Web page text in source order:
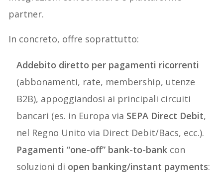
partner.
In concreto, offre soprattutto:
Addebito diretto per pagamenti ricorrenti
(abbonamenti, rate, membership, utenze
B2B), appoggiandosi ai principali circuiti
bancari (es. in Europa via SEPA Direct Debit,
nel Regno Unito via Direct Debit/Bacs, ecc.).
Pagamenti “one-off” bank-to-bank con
soluzioni di open banking/instant payments: